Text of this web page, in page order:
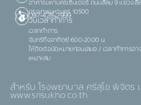
อาคารมหานครเซ็นเตอร์ ถนนสีลม 9 แขวงสี
กรุงเทพมหานคร 10500
097-428-2999
วันเวลาทำการ
เวลาทำการ
จันทร์ถึงอาทิตย์ 6.00-20.00 น.
ให้ติดต่อนัดหมายก่อนเสมอ / เวลาทำการอ
เหมาะสม
สำหรับ โรงพยาบาล ศรีสุโข พิจิตร เ
www.srisukho.co.th